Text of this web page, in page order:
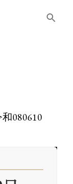
ツに移動
080610